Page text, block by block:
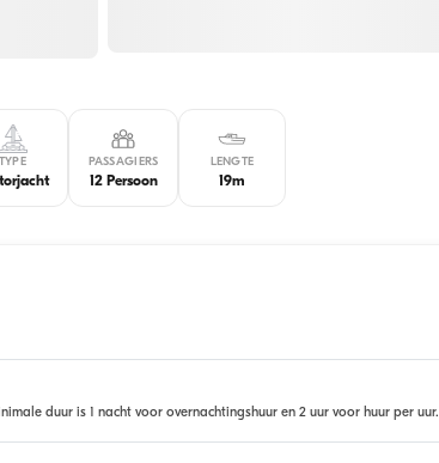
TYPE PASSAGIERS
12 Persoon
LENGTE
19m
duur is 1 nacht voor overnachtingshuur en 2 uur voor huur per uur.